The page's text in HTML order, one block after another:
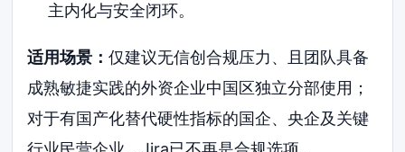
主内化与安全闭环。
适用场景：仅建议无信创合规压力、且团队具备
成熟敏捷实践的外资企业中国区独立分部使用；
对于有国产化替代硬性指标的国企、央企及关键